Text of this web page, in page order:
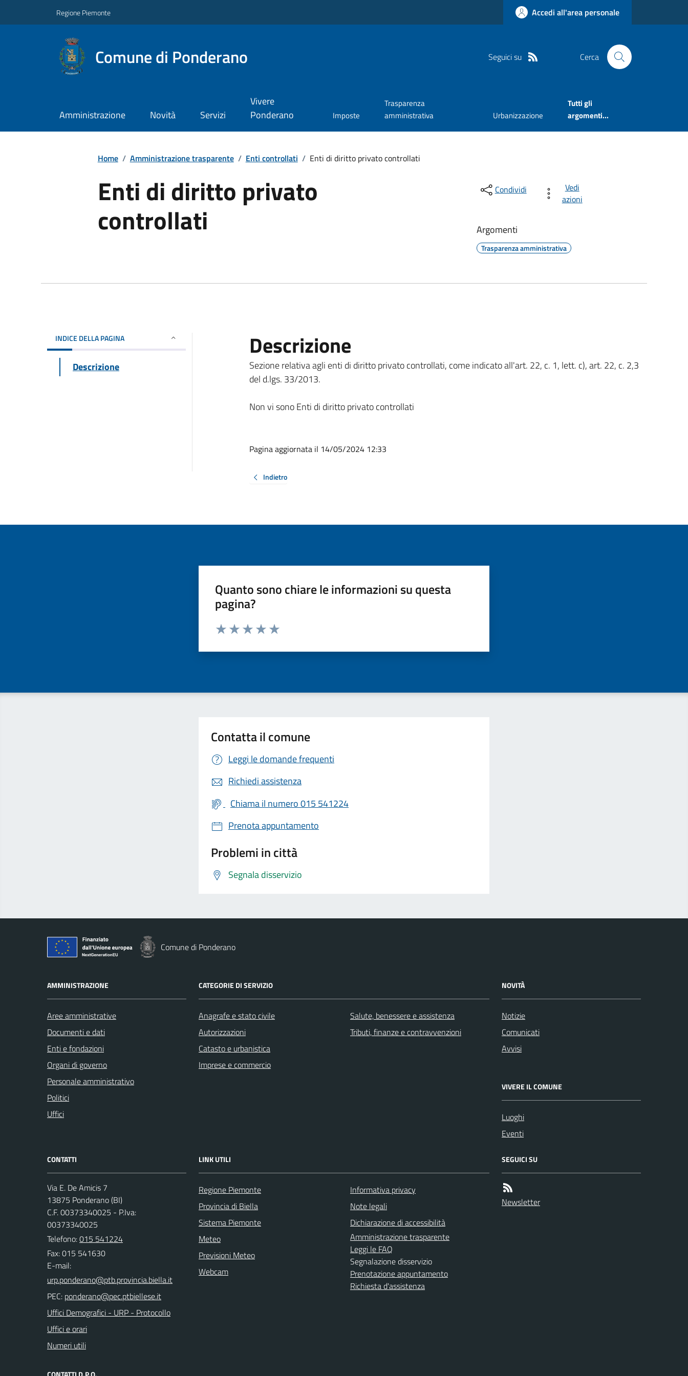
Regione Piemonte Accedi all'area personale
Comune di Ponderano Seguici su Cerca
Amministrazione Novità Servizi
Vivere
Ponderano
Imposte
Trasparenza
amministrativa
Urbanizzazione
Tutti gli
argomenti...
Home / Amministrazione trasparente / Enti controllati / Enti di diritto privato controllati
Enti di diritto privato
controllati
Condividi
Vedi
azioni
Argomenti
Trasparenza amministrativa
INDICE DELLA PAGINA
Descrizione
Descrizione
Sezione relativa agli enti di diritto privato controllati, come indicato all'art. 22, c. 1, lett. c), art. 22, c. 2,3
del d.lgs. 33/2013.
Non vi sono Enti di diritto privato controllati
Pagina aggiornata il 14/05/2024 12:33
Indietro
Quanto sono chiare le informazioni su questa
pagina?
Valuta da 1 a 5 stelle la pagina
Contatta il comune
Leggi le domande frequenti
Richiedi assistenza
Chiama il numero 015 541224
Prenota appuntamento
Problemi in città
Segnala disservizio
Comune di Ponderano
AMMINISTRAZIONE
Aree amministrative
Documenti e dati
Enti e fondazioni
Organi di governo
Personale amministrativo
Politici
Uffici
CATEGORIE DI SERVIZIO
Anagrafe e stato civile
Autorizzazioni
Catasto e urbanistica
Imprese e commercio
Salute, benessere e assistenza
Tributi, finanze e contravvenzioni
NOVITÀ
Notizie
Comunicati
Avvisi
VIVERE IL COMUNE
Luoghi
Eventi
CONTATTI
Via E. De Amicis 7
13875 Ponderano (BI)
C.F. 00373340025 - P.Iva:
00373340025
Telefono:015 541224
Fax: 015 541630
E-mail:
PEC:
Uffici Demografici - URP - Protocollo
Uffici e orari
Numeri utili
LINK UTILI
Regione Piemonte
Provincia di Biella
Sistema Piemonte
Meteo
Previsioni Meteo
Webcam
Informativa privacy
Note legali
Dichiarazione di accessibilità
Amministrazione trasparente
Leggi le FAQ
Segnalazione disservizio
Prenotazione appuntamento
Richiesta d'assistenza
SEGUICI SU
Newsletter